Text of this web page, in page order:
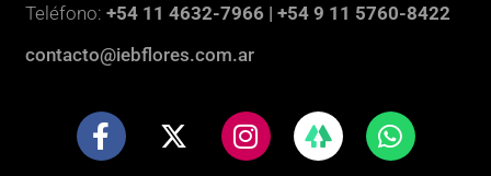
Teléfono:+54 11 4632-7966 | +54 9 11 5760-8422
contacto@iebflores.com.ar
F
a
X
-
I
n
W
h